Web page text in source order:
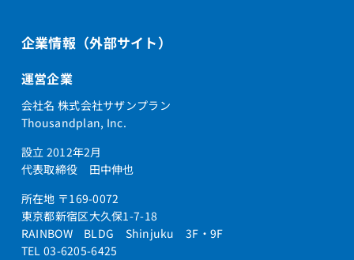
企業情報（外部サイト）
運営企業
会社名 株式会社サザンプラン
Thousandplan, Inc.
設立 2012年2月
代表取締役 田中伸也
所在地 〒169-0072
東京都新宿区大久保1-7-18
RAINBOW BLDG Shinjuku 3F・9F
TEL 03-6205-6425